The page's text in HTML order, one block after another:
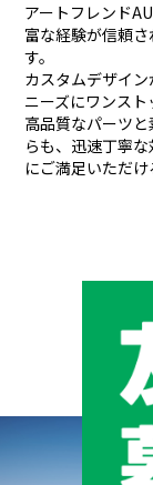
アートフレンド
富な経験が信頼さ
す。
カスタムデザイ
ニーズにワンスト
高品質なパーツ
らも、 迅速丁寧
にご満足いただけ
メ